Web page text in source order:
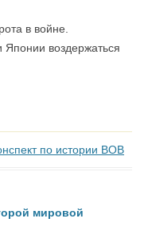
в войне.
Японии воздержаться
по истории ВОВ
мировой